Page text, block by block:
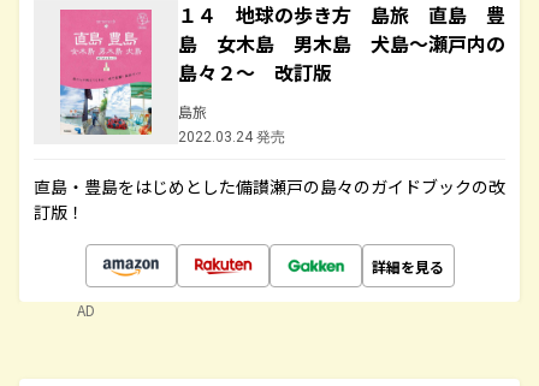
１４ 地球の歩き方 島旅 直島 豊
島 女木島 男木島 犬島～瀬戸内の
島々２～ 改訂版
島旅
2022.03.24 発売
直島・豊島をはじめとした備讃瀬戸の島々のガイドブックの改
訂版！
詳細を見る
AD